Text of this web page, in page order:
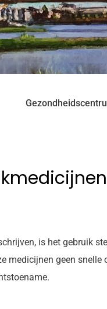
is het gebruik
medicijnen geen